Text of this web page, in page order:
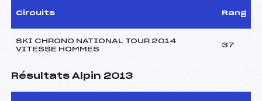
Circuits Rang
SKI CHRONO NATIONAL TOUR 2014
VITESSE HOMMES
37
Résultats Alpin 2013